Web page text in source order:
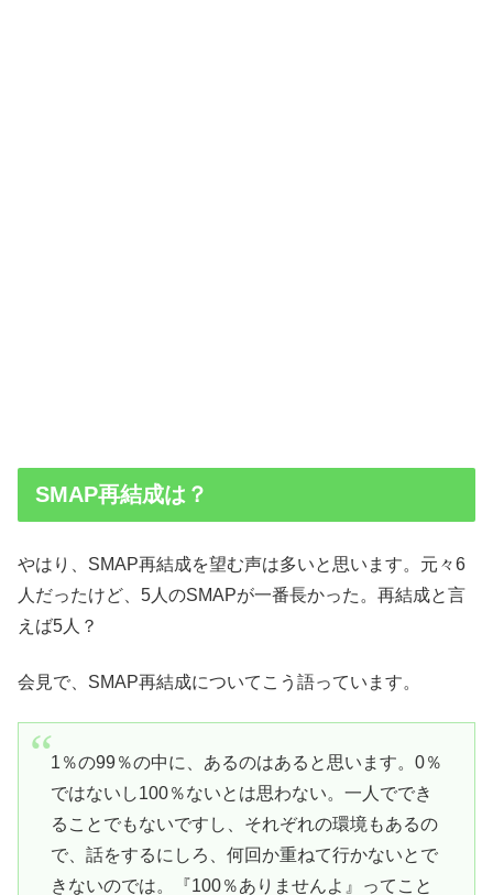
SMAP再結成は？
やはり、SMAP再結成を望む声は多いと思います。元々6
人だったけど、5人のSMAPが一番長かった。再結成と言
えば5人？
会見で、SMAP再結成についてこう語っています。
1％の99％の中に、あるのはあると思います。0％
ではないし100％ないとは思わない。一人ででき
ることでもないですし、それぞれの環境もあるの
で、話をするにしろ、何回か重ねて行かないとで
きないのでは。『100％ありませんよ』ってこと